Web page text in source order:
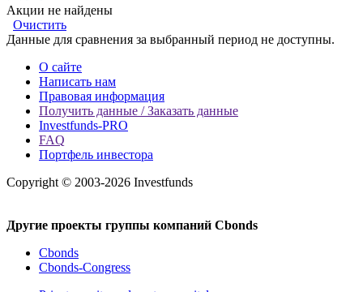
Акции не найдены
Очистить
Данные для сравнения за выбранный период не доступны.
О сайте
Написать нам
Правовая информация
Получить данные / Заказать данные
Investfunds-PRO
FAQ
Портфель инвестора
Copyright © 2003-2026 Investfunds
Другие проекты группы компаний Cbonds
Cbonds
Cbonds-Congress